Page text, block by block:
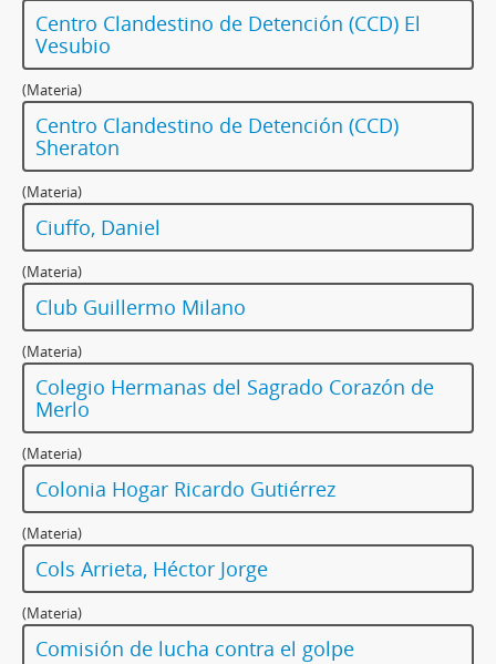
Centro Clandestino de Detención (CCD) El
Vesubio
(Materia)
Centro Clandestino de Detención (CCD)
Sheraton
(Materia)
Ciuffo, Daniel
(Materia)
Club Guillermo Milano
(Materia)
Colegio Hermanas del Sagrado Corazón de
Merlo
(Materia)
Colonia Hogar Ricardo Gutiérrez
(Materia)
Cols Arrieta, Héctor Jorge
(Materia)
Comisión de lucha contra el golpe